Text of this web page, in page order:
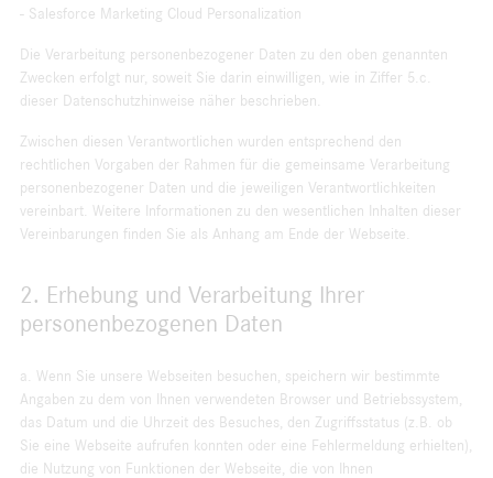
- Salesforce Marketing Cloud Personalization
Die Verarbeitung personenbezogener Daten zu den oben genannten
Zwecken erfolgt nur, soweit Sie darin einwilligen, wie in Ziffer 5.c.
dieser Datenschutzhinweise näher beschrieben.
Zwischen diesen Verantwortlichen wurden entsprechend den
rechtlichen Vorgaben der Rahmen für die gemeinsame Verarbeitung
personenbezogener Daten und die jeweiligen Verantwortlichkeiten
vereinbart. Weitere Informationen zu den wesentlichen Inhalten dieser
Vereinbarungen finden Sie als Anhang am Ende der Webseite.
2. Erhebung und Verarbeitung Ihrer
personenbezogenen Daten
a. Wenn Sie unsere Webseiten besuchen, speichern wir bestimmte
Angaben zu dem von Ihnen verwendeten Browser und Betriebssystem,
das Datum und die Uhrzeit des Besuches, den Zugriffsstatus (z.B. ob
Sie eine Webseite aufrufen konnten oder eine Fehlermeldung erhielten),
die Nutzung von Funktionen der Webseite, die von Ihnen